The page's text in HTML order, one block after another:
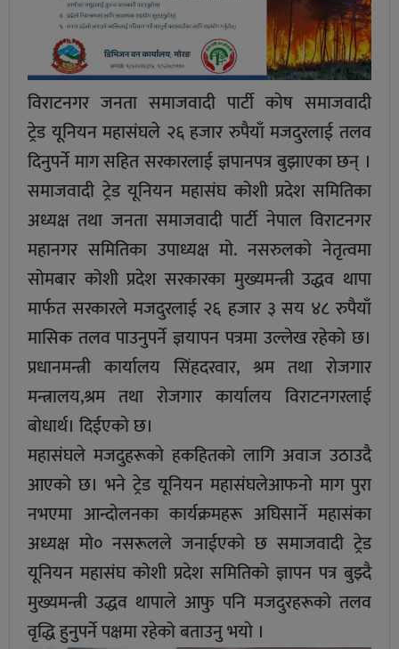
विराटनगर जनता समाजवादी पार्टी काेष समाजवादी
ट्रेड यूनियन महासंघले २६ हजार रुपैयाँ मजदुरलाई तलव
दिनुपर्ने माग सहित सरकारलाई ज्ञपानपत्र बुझाएका छन् ।
समाजवादी ट्रेड यूनियन महासंघ कोशी प्रदेश समितिका
अध्यक्ष तथा जनता समाजवादी पार्टी नेपाल विराटनगर
महानगर समितिका उपाध्यक्ष मो. नसरुलकाे नेतृत्वमा
सोमबार कोशी प्रदेश सरकारका मुख्यमन्त्री उद्धव थापा
मार्फत सरकारले मजदुरलाई २६ हजार ३ सय ४८ रुपैयाँ
मासिक तलव पाउनुपर्ने ज्ञयापन पत्रमा उल्लेख रहेकाे छ।
प्रधानमन्त्री कार्यालय सिंहदरवार, श्रम तथा राेजगार
मन्त्रालय,श्रम तथा राेजगार कार्यालय विराटनगरलाई
बाेधार्थ। दिईएकाे छ।
महासंघले मजदुहरूकाे हकहितको लागि अवाज उठाउदै
आएकाे छ। भने ट्रेड यूनियन महासंघलेआफनाे माग पुरा
नभएमा आन्दाेलनका कार्यक्रमहरू अघिसार्ने महासंका
अध्यक्ष माे० नसरूलले जनाईएकाे छ समाजवादी ट्रेड
यूनियन महासंघ कोशी प्रदेश समितिको ज्ञापन पत्र बुझ्दै
मुख्यमन्त्री उद्धव थापाले आफु पनि मजदुरहरूको तलव
वृद्धि हुनुपर्ने पक्षमा रहेको बताउनु भयाे ।